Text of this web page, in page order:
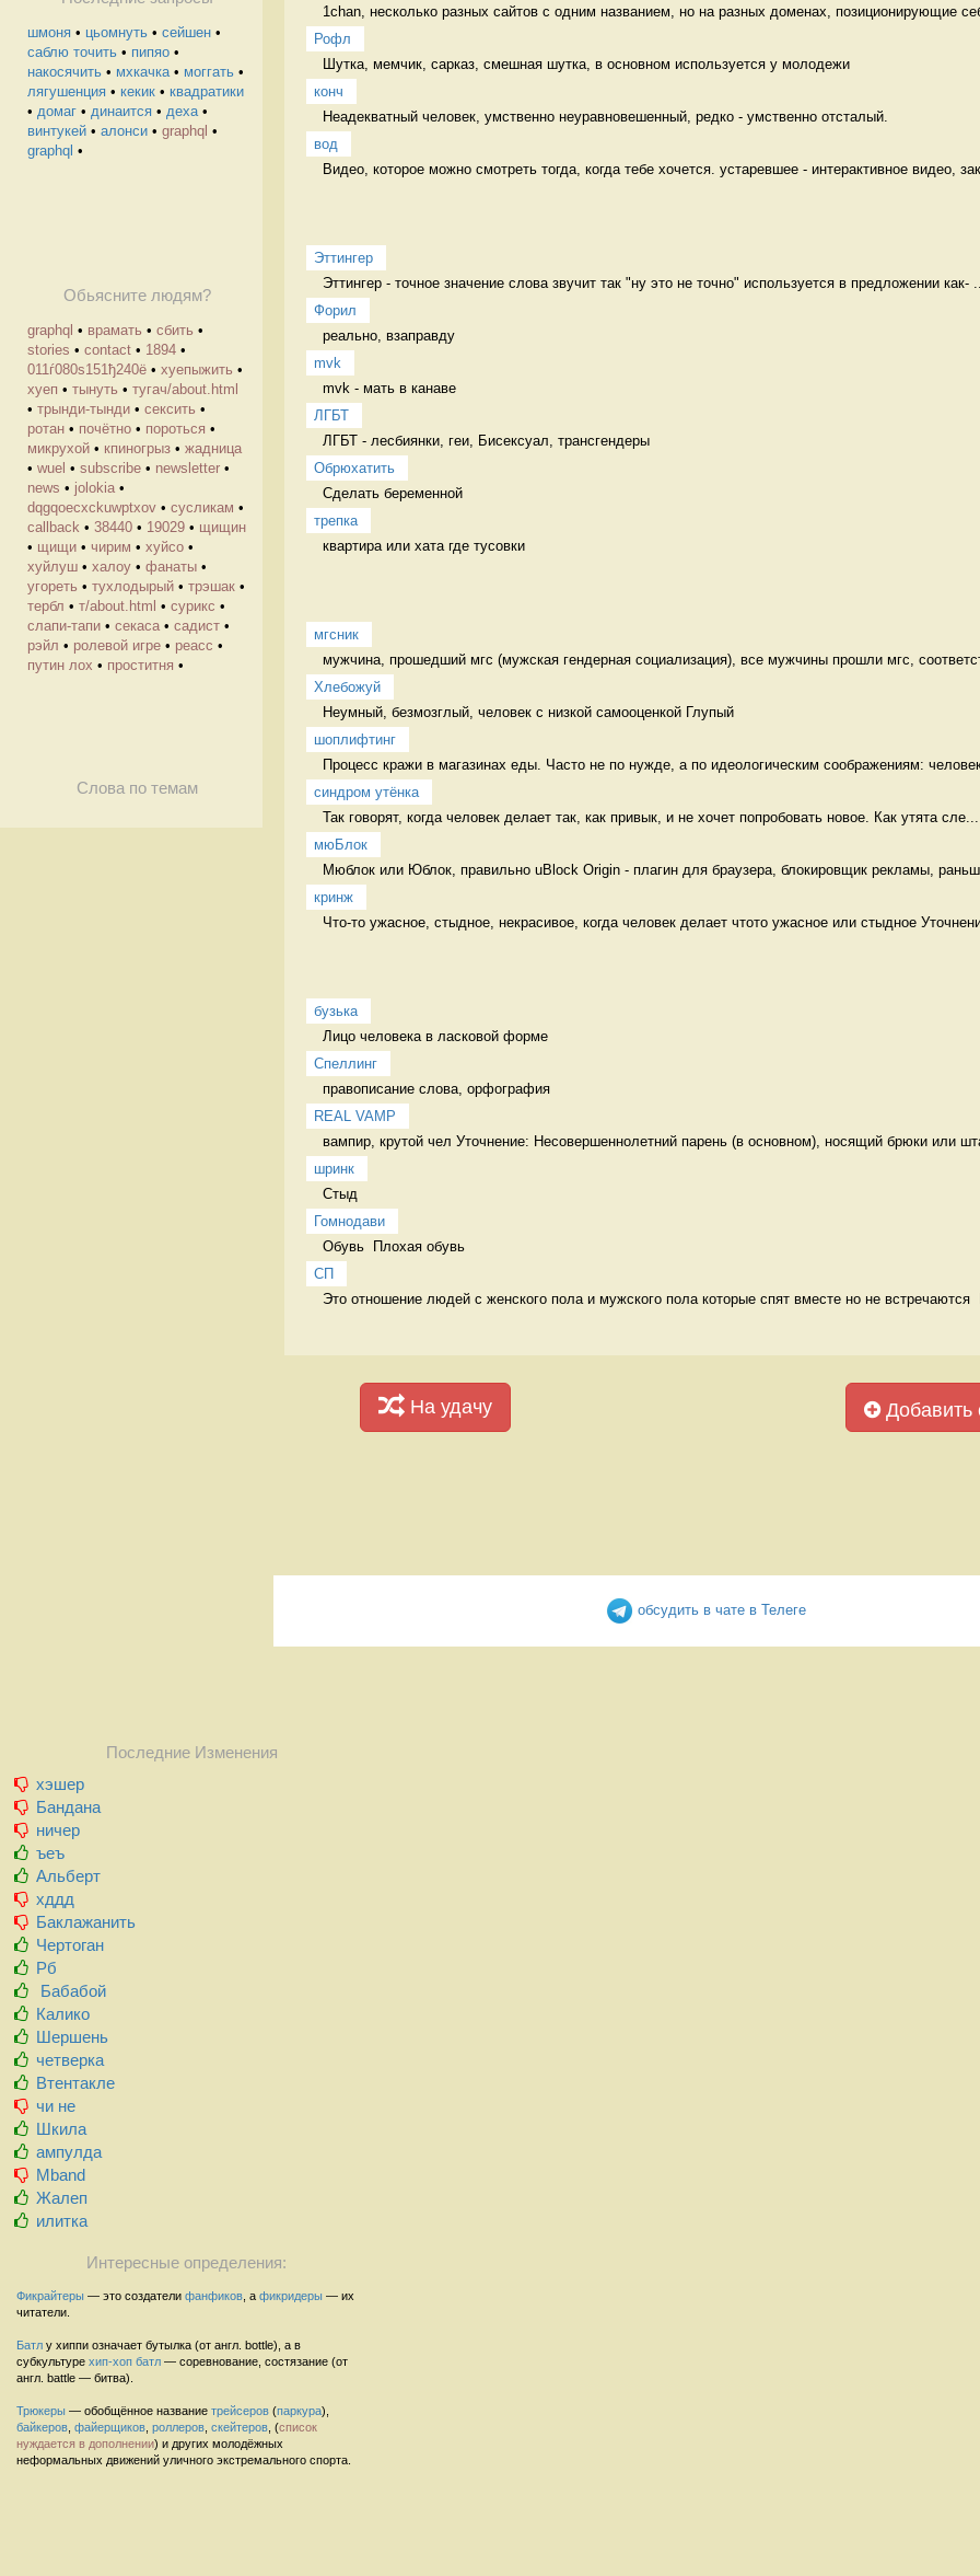
шмоня • цьомнуть • сейшен •
саблю точить • пипяо •
накосячить • мхкачка• моггать •
лягушенция • кекик • квадратики
• домаг • динаится • деха•
винтукей • алонси • graphql •
graphql •
Обьясните людям?
graphql • врамать • сбить •
stories • contact • 1894 •
011ѓ080ѕ151ђ240ё • хуепыжить •
хуеп • тынуть • тугач/about.html
• трынди-тынди • сексить •
ротан • почётно • пороться •
микрухой • кпиногрыз • жадница
• wuel • subscribe • newsletter •
news • jolokia •
dqgqoecxckuwptxov • cусликам •
callback • 38440 • 19029 • щищин
• щищи • чирим • хуйсо •
хуйлуш • халоу • фанаты •
угореть • тухлодырый • трэшак •
тербл • т/about.html • сурикс •
слапи-тапи • секаса • садист •
рэйл • ролевой игре • реасс •
путин лох • проститня •
Слова по темам
1chan, несколько разных сайтов с одним названием, но на разных доменах, позиционирующие
Рофл
Шутка, мемчик, сарказ, смешная шутка, в основном используется у молодежи
конч
Неадекватный человек, умственно неуравновешенный, редко - умственно отсталый.
вод
Видео, которое можно смотреть тогда, когда тебе хочется. устаревшее - интерактивное видео,
Эттингер
Эттингер - точное значение слова звучит так "ну это не точно" используется в предложении как- ...
Форил
реально, взаправду
mvk
mvk - мать в канаве
ЛГБТ
ЛГБТ - лесбиянки, геи, Бисексуал, трансгендеры
Обрюхатить
Сделать беременной
трепка
квартира или хата где тусовки
мгсник
мужчина, прошедший мгс (мужская гендерная социализация), все мужчины прошли мгс,
Хлебожуй
Неумный, безмозглый, человек с низкой самооценкой Глупый
шоплифтинг
Процесс кражи в магазинах еды. Часто не по нужде, а по идеологическим соображениям: человек
синдром утёнка
Так говорят, когда человек делает так, как привык, и не хочет попробовать новое. Как утята сле...
мюБлок
Мюблок или Юблок, правильно uBlock Origin - плагин для браузера, блокировщик рекламы,
кринж
Что-то ужасное, стыдное, некрасивое, когда человек делает чтото ужасное или стыдное
бузька
Лицо человека в ласковой форме
Спеллинг
правописание слова, орфография
REAL VAMP
вампир, крутой чел Уточнение: Несовершеннолетний парень (в основном), носящий брюки или
шринк
Стыд
Гомнодави
Обувь  Плохая обувь
СП
Это отношение людей с женского пола и мужского пола которые спят вместе но не встречаются
На удачу Добавить
обсудить в чате в Телеге
Последние Изменения
хэшер
Бандана
ничер
ъеъ
Альберт
хддд
Баклажанить
Чертоган
Рб
Бабабой
Калико
Шершень
четверка
Втентакле
чи не
Шкила
ампулда
Mband
Жалеп
илитка
Интересные определения:
Фикрайтеры — это создатели фанфиков , а фикридеры — их
читатели.
Батл у хиппи означает бутылка (от англ. bottle), а в
субкультуре хип-хоп батл — соревнование, состязание (от
англ. battle — битва).
Трюкеры — обобщённое название трейсеров (паркура),
байкеров файерщиков роллеров скейтеров , (список
нуждается в дополнении) и других молодёжных
неформальных движений уличного экстремального спорта.